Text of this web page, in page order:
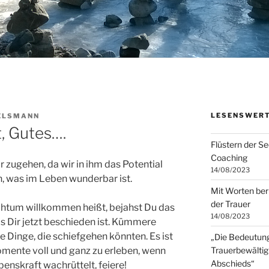
Gutes….
da wir in ihm das Potential
was im Leben wunderbar ist.
willkommen heißt, bejahst Du das
Dir jetzt beschieden ist. Kümmere
Dinge, die schiefgehen könnten. Es ist
voll und ganz zu erleben, wenn
wachrüttelt, feiere!
Flüstern der
Coaching
14/08/2023
Mit Worten
der Trauer
14/08/2023
„Die
Abschieds“